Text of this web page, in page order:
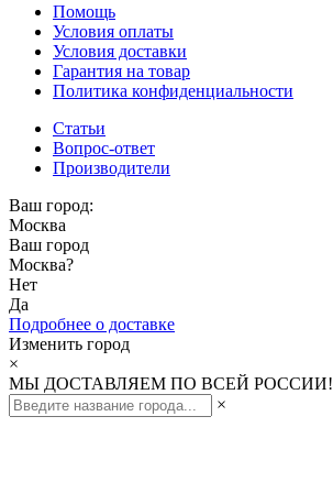
Помощь
Условия оплаты
Условия доставки
Гарантия на товар
Политика конфиденциальности
Статьи
Вопрос-ответ
Производители
Ваш город:
Москва
Ваш город
Москва?
Нет
Да
Подробнее о доставке
Изменить город
×
МЫ ДОСТАВЛЯЕМ ПО ВСЕЙ РОССИИ!
×